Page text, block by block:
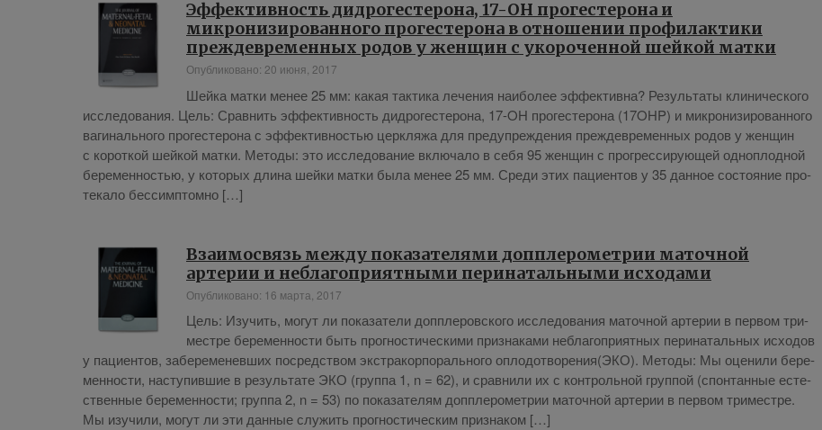
Эффективность дидрогестерона, 17-OH прогестерона и
микронизированного прогестерона в отношении профилактики
преждевременных родов у женщин с укороченной шейкой матки
Опубликовано: 20 июня, 2017
Шей­ка мат­ки ме­нее 25 мм: ка­кая так­ти­ка ле­че­ния наи­бо­лее эф­фек­тив­на? Ре­зуль­та­ты кли­ни­че­ско­го
ис­сле­до­вания. Цель: Срав­нить эф­фек­тив­ность дид­ро­ге­сте­ро­на, 17-OH про­ге­сте­ро­на (17OHP) и мик­ро­ни­зи­ро­ван­но­го
ва­ги­наль­но­го про­ге­сте­ро­на с эф­фек­тив­но­стью церк­ля­жа для пре­ду­пре­жде­ния преж­девре­мен­ных ро­дов у жен­щин
с ко­рот­кой шей­кой матки. Ме­то­ды: это ис­сле­до­ва­ние вклю­ча­ло в се­бя 95 жен­щин с про­грес­си­ру­ю­щей од­но­плод­ной
бе­ре­мен­но­стью, у ко­то­рых дли­на шей­ки мат­ки бы­ла ме­нее 25 мм. Сре­ди этих па­ци­ен­тов у 35 дан­ное со­сто­я­ние про­
те­ка­ло бес­симп­том­но […]
Взаимосвязь между показателями допплерометрии маточной
артерии и неблагоприятными перинатальными исходами
Опубликовано: 16 марта, 2017
Цель: Изу­чить, мо­гут ли по­ка­за­те­ли доп­пле­ров­ско­го ис­сле­до­ва­ния ма­точ­ной ар­те­рии в пер­вом три­
мест­ре бе­ре­мен­но­сти быть про­гно­сти­че­ски­ми при­зна­ка­ми небла­го­при­ят­ных пе­ри­на­таль­ных ис­хо­дов
у па­ци­ен­тов, за­бе­ре­ме­нев­ших по­сред­ством экс­тра­кор­по­раль­но­го опло­до­тво­ре­ния(ЭКО). Ме­то­ды: Мы оце­ни­ли бе­ре­
мен­но­сти, на­сту­пив­шие в ре­зуль­та­те ЭКО (груп­па 1, n = 62), и срав­ни­ли их с кон­троль­ной груп­пой (спон­тан­ные есте­
ствен­ные бе­ре­мен­но­сти; груп­па 2, n = 53) по по­ка­за­те­лям доп­пле­ро­мет­рии ма­точ­ной ар­те­рии в пер­вом три­мест­ре.
Мы изу­чи­ли, мо­гут ли эти дан­ные слу­жить про­гно­сти­че­ским при­зна­ком […]